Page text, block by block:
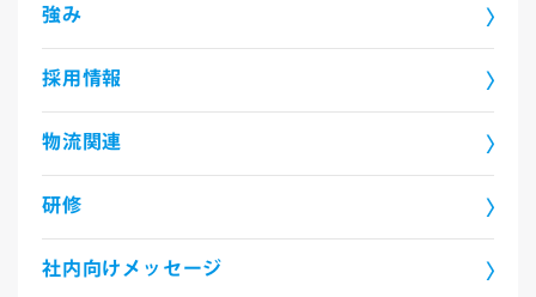
強み
採用情報
物流関連
研修
社内向けメッセージ